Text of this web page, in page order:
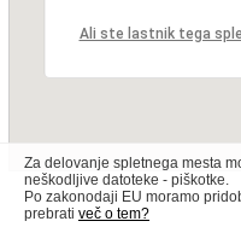
Ali ste lastnik tega
Za delovanje spletnega mesta
neškodljive datoteke - piškotke.
Po zakonodaji EU moramo
prebrati več o tem?